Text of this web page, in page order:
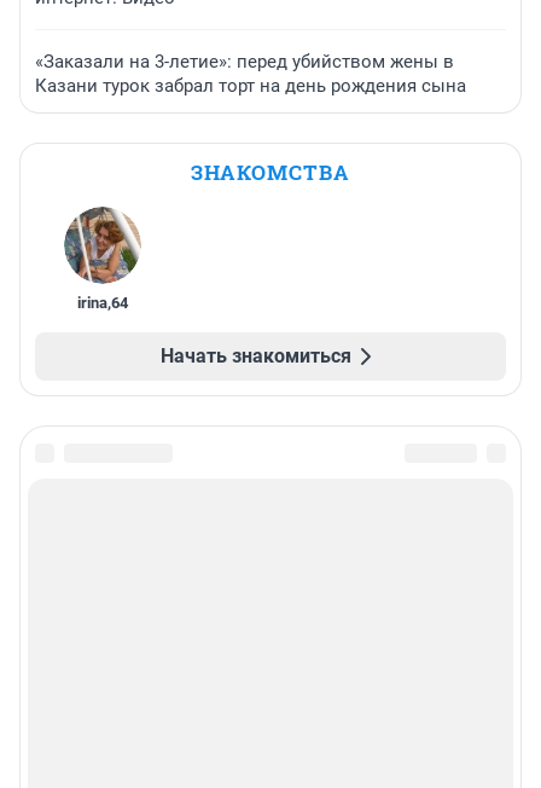
«Заказали на 3-летие»: перед убийством жены в
Казани турок забрал торт на день рождения сына
ЗНАКОМСТВА
irina,64
Начать знакомиться